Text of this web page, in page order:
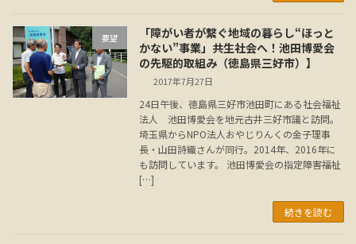
要望
「障がい者が繋ぐ地域の暮らし“ほっと
かない”事業」共生社会へ！池田博愛会
の先駆的取組み（徳島県三好市）】
2017年7月27日
24日午後、徳島県三好市池田町にある社会福祉
法人 池田博愛会を地元古井三好市議と訪問。
埼玉県からNPO法人おやじりんくの金子理事
長・山田詩織さんが同行。2014年、2016年に
も訪問しています。 池田博愛会の指定障害福祉
[…]
続きを読む